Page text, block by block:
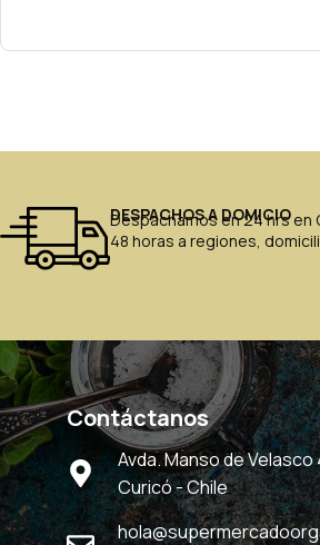
DESPACHOS A DOMICIO
Despachamos en 24 hrs en
48 horas a regiones,
Contáctanos
Avda. Manso de Velasco
Curicó - Chile